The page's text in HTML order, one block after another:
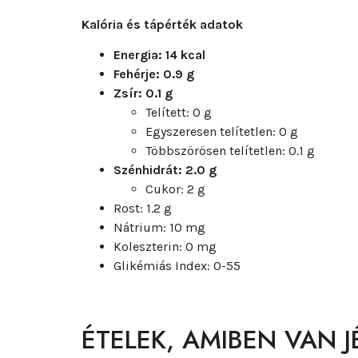
Kalória és tápérték adatok
Energia: 14 kcal
Fehérje: 0.9 g
Zsír: 0.1 g
Telített: 0 g
Egyszeresen telítetlen: 0 g
Többszörösen telítetlen: 0.1 g
Szénhidrát: 2.0 g
Cukor: 2 g
Rost: 1.2 g
Nátrium: 10 mg
Koleszterin: 0 mg
Glikémiás Index: 0-55
ÉTELEK, AMIBEN VAN